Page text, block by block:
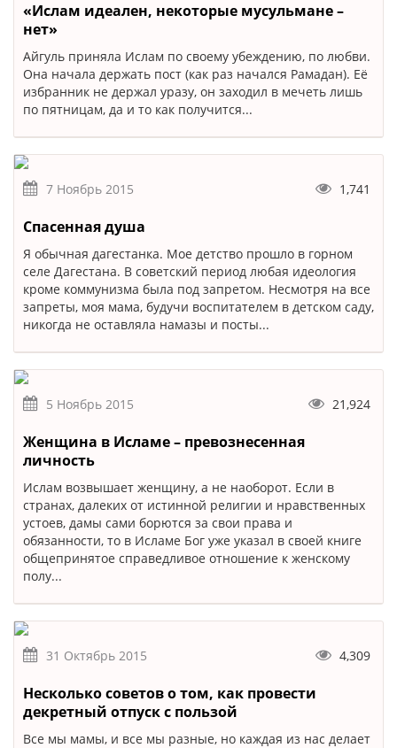
«Ислам идеален, некоторые мусульмане –
нет»
Айгуль приняла Ислам по своему убеждению, по любви.
Она начала держать пост (как раз начался Рамадан). Её
избранник не держал уразу, он заходил в мечеть лишь
по пятницам, да и то как получится...
7 Ноябрь 2015 1,741
Спасенная душа
Я обычная дагестанка. Мое детство прошло в горном
селе Дагестана. В советский период любая идеология
кроме коммунизма была под запретом. Несмотря на все
запреты, моя мама, будучи воспитателем в детском саду,
никогда не оставляла намазы и посты...
5 Ноябрь 2015 21,924
Женщина в Исламе – превознесенная
личность
Ислам возвышает женщину, а не наоборот. Если в
странах, далеких от истинной религии и нравственных
устоев, дамы сами борются за свои права и
обязанности, то в Исламе Бог уже указал в своей книге
общепринятое справедливое отношение к женскому
полу...
31 Октябрь 2015 4,309
Несколько советов о том, как провести
декретный отпуск с пользой
Все мы мамы, и все мы разные, но каждая из нас делает